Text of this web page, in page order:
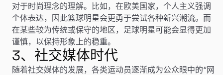
对于时尚理念的理解。比如，在欧美国家，个人主义强调
个体表达，因此篮球明星会更勇于尝试各种新兴潮流。而
在某些较为传统或保守的地区，足球明星可能会显得更加
谨慎，以保持形象上的稳重。
3、社交媒体时代
随着社交媒体的发展，各类运动员逐渐成为公众眼中的“网